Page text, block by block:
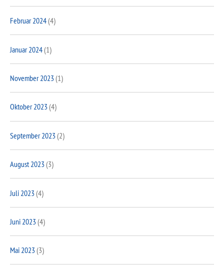
Februar 2024(4)
Januar 2024(1)
November 2023(1)
Oktober 2023(4)
September 2023(2)
August 2023(3)
Juli 2023(4)
Juni 2023(4)
Mai 2023(3)